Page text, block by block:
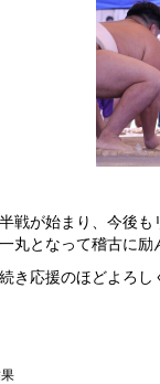
戦が始まり、今後
丸となって稽古に励
き応援のほどよろし